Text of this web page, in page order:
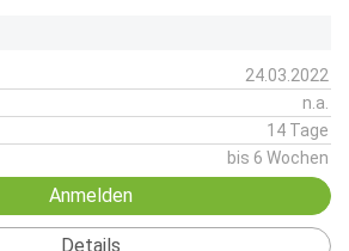
24.03.2022
n.a.
14 Tage
bis 6 Wochen
Anmelden
Details